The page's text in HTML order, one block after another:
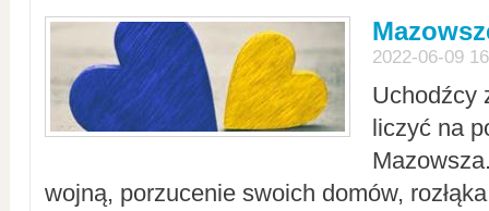
2022-06-09
Uchodźcy
liczyć na
wojną, porzucenie swoich domów,